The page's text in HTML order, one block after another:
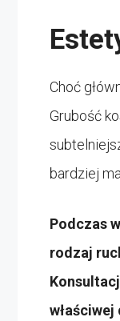
Choć
Grubość
bardziej
Podczas
rodzaj